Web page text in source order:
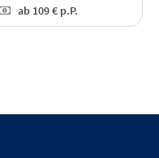
ab109 € p.P.